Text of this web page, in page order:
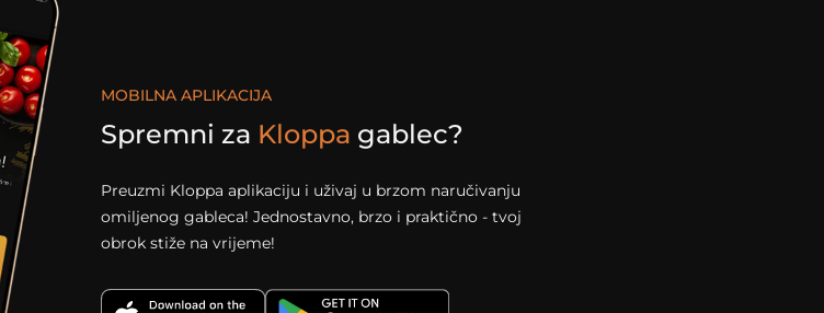
MOBILNA APLIKACIJA
Spremni za Kloppa gablec?
Preuzmi Kloppa aplikaciju i uživaj u brzom naručivanju
omiljenog gableca! Jednostavno, brzo i praktično - tvoj
obrok stiže na vrijeme!